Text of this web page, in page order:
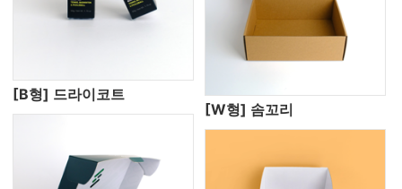
[B형] 드라이코트
[W형] 솜꼬리